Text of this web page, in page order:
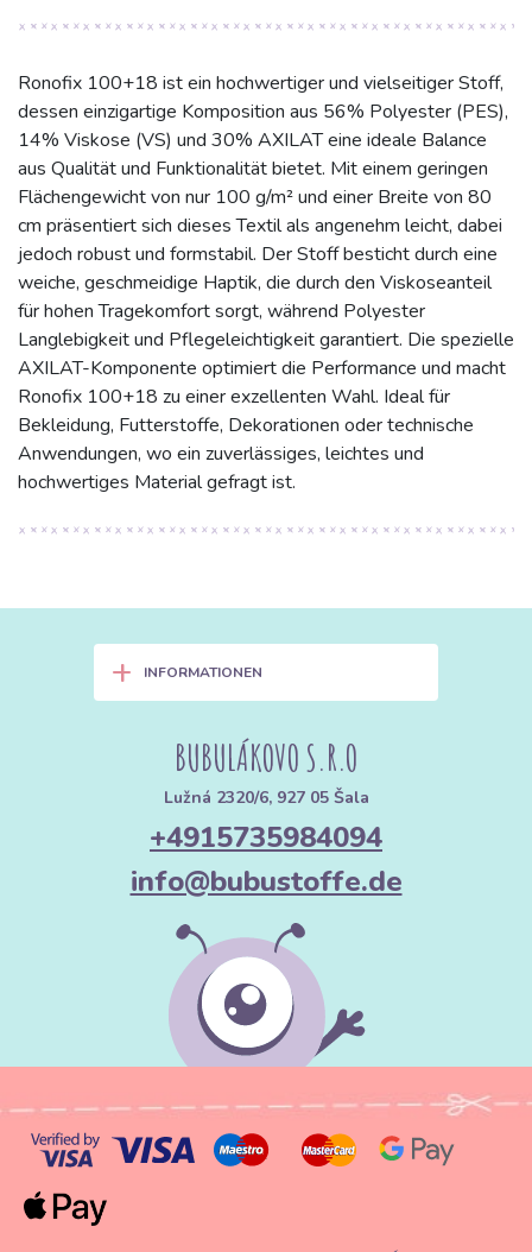
Ronofix 100+18 ist ein hochwertiger und vielseitiger Stoff,
dessen einzigartige Komposition aus 56% Polyester (PES),
14% Viskose (VS) und 30% AXILAT eine ideale Balance
aus Qualität und Funktionalität bietet. Mit einem geringen
Flächengewicht von nur 100 g/m² und einer Breite von 80
cm präsentiert sich dieses Textil als angenehm leicht, dabei
jedoch robust und formstabil. Der Stoff besticht durch eine
weiche, geschmeidige Haptik, die durch den Viskoseanteil
für hohen Tragekomfort sorgt, während Polyester
Langlebigkeit und Pflegeleichtigkeit garantiert. Die spezielle
AXILAT-Komponente optimiert die Performance und macht
Ronofix 100+18 zu einer exzellenten Wahl. Ideal für
Bekleidung, Futterstoffe, Dekorationen oder technische
Anwendungen, wo ein zuverlässiges, leichtes und
hochwertiges Material gefragt ist.
+ INFORMATIONEN
BUBULÁKOVO S.R.O
Lužná 2320/6, 927 05 Šala
+4915735984094
info@bubustoffe.de